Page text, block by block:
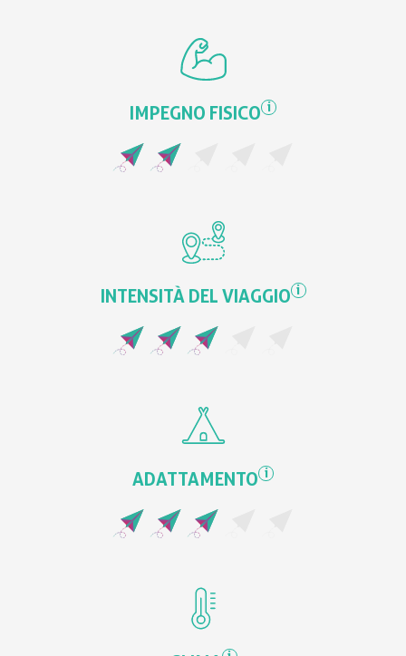
IMPEGNO FISICO i
INTENSITÀ DEL VIAGGIO i
ADATTAMENTO i